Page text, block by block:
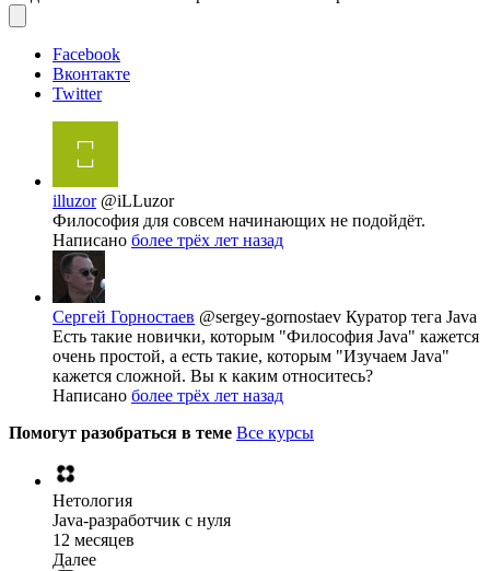
Facebook
Вконтакте
Twitter
illuzor @iLLuzor
Философия для совсем начинающих не подойдёт.
Написано более трёх лет назад
Сергей Горностаев @sergey-gornostaev Куратор тега Java
Есть такие новички, которым "Философия Java" кажется
очень простой, а есть такие, которым "Изучаем Java"
кажется сложной. Вы к каким относитесь?
Написано более трёх лет назад
Помогут разобраться в теме Все курсы
Нетология
Java-разработчик с нуля
12 месяцев
Далее